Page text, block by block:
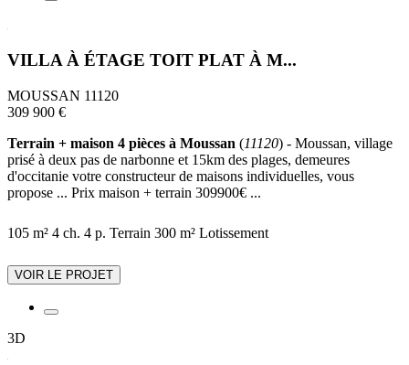
VILLA À ÉTAGE TOIT PLAT À M...
MOUSSAN 11120
309 900 €
Terrain + maison 4 pièces à Moussan (11120) - Moussan, village
prisé à deux pas de narbonne et 15km des plages, demeures
d'occitanie votre constructeur de maisons individuelles, vous
propose ... Prix maison + terrain 309900€ ...
105 m² 4 ch. 4 p. Terrain 300 m² Lotissement
VOIR LE PROJET
3D